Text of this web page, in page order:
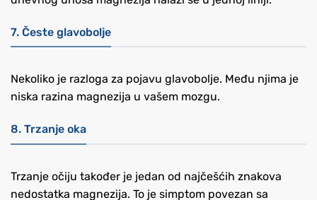
7. Česte glavobolje
Nekoliko je razloga za pojavu glavobolje. Među njima je
niska razina magnezija u vašem mozgu.
8. Trzanje oka
Trzanje očiju također je jedan od najčešćih znakova
nedostatka magnezija. To je simptom povezan sa